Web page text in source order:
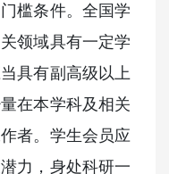
槛条件。全国学
领域具有一定学
具有副高级以上
在本学科及相关
者。学生会员应
力，身处科研一